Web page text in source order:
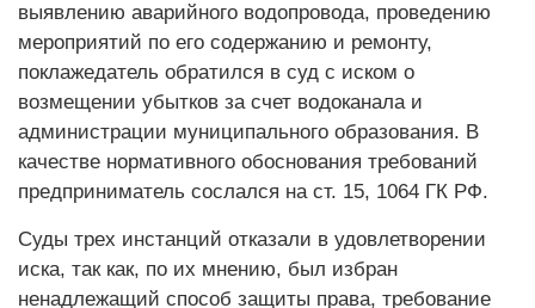
выявлению аварийного водопровода, проведению
мероприятий по его содержанию и ремонту,
поклажедатель обратился в суд с иском о
возмещении убытков за счет водоканала и
администрации муниципального образования. В
качестве нормативного обоснования требований
предприниматель сослался на ст. 15, 1064 ГК РФ.
Суды трех инстанций отказали в удовлетворении
иска, так как, по их мнению, был избран
ненадлежащий способ защиты права, требование